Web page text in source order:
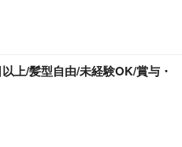
上/髪型自由/未経験OK/賞与・